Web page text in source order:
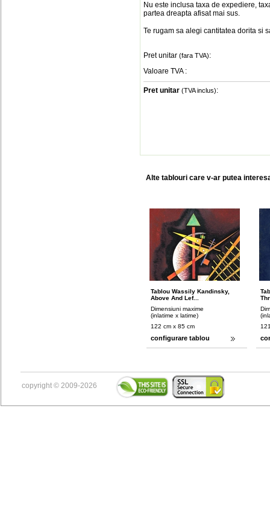
Nu este inclusa taxa de expediere,
partea dreapta afisat mai sus.
Te rugam sa alegi cantitatea dorita si
Pret unitar (fara TVA):
Valoare TVA :
Pret unitar (TVA inclus):
Alte tablouri care v-ar putea
Tablou Wassily Kandinsky,
Above And Lef...
Dimensiuni maxime
(inlatime x latime)
122 cm x 85 cm
configurare tablou
copyright © 2009-2026